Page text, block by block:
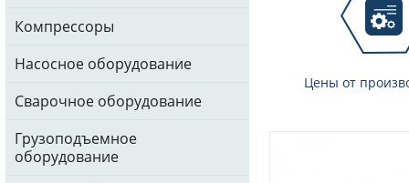
Компрессоры
Насосное оборудование
Сварочное оборудование
Грузоподъемное
оборудование
Цены от